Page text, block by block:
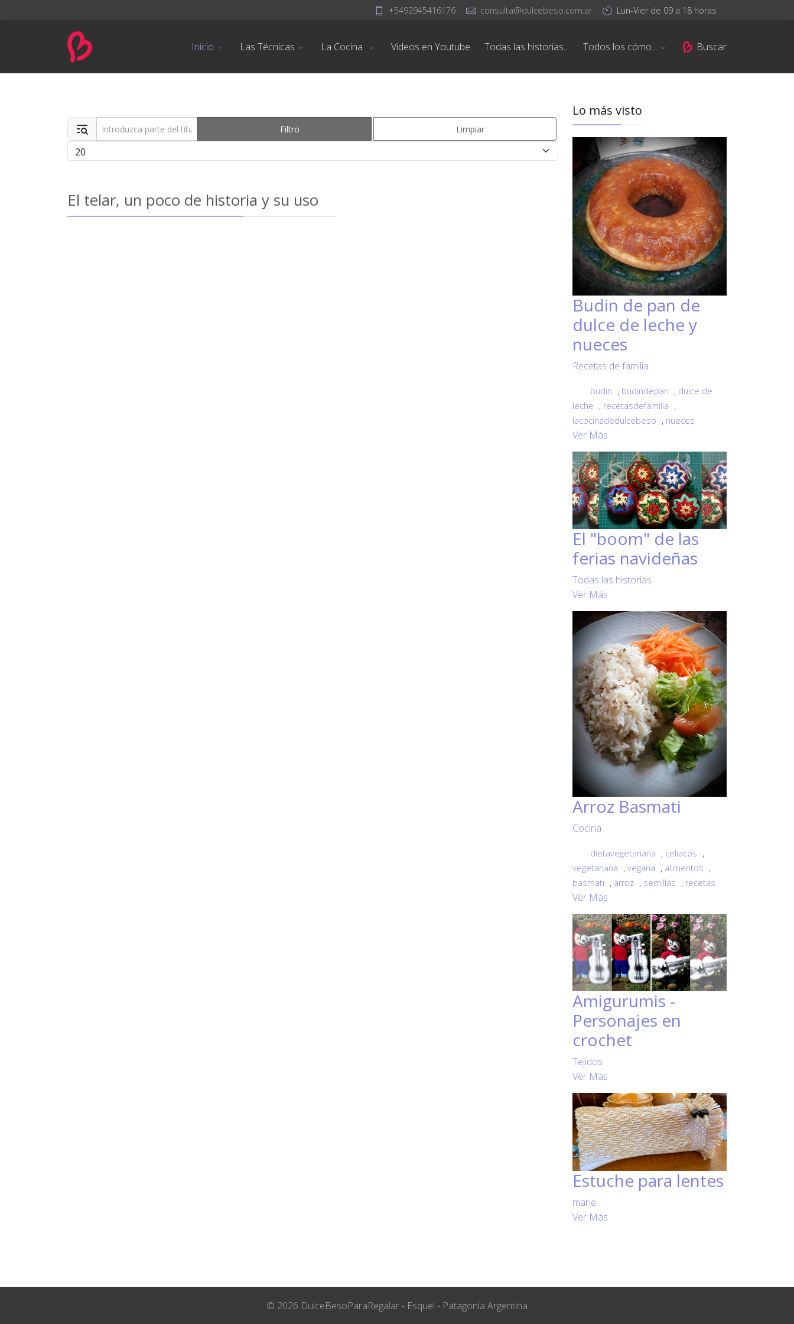
+5492945416176 consulta@dulcebeso.com.ar Lun-Vier de 09 a 18 horas
Inicio Las Técnicas La Cocina Videos en Youtube Todas las historias... Todos los cómo... Buscar
Introduzca parte del título Filtro Limpiar
Cantidad
El telar, un poco de historia y su uso
Lo más visto
Budin de pan de
dulce de leche y
nueces
Recetas de familia
budin , budindepan , dulce de
leche , recetasdefamilia ,
lacocinadedulcebeso , nueces
Ver Más
El "boom" de las
ferias navideñas
Todas las historias
Ver Más
Arroz Basmati
Cocina
dietavegetariana , celiacos ,
vegetariana , vegana , alimentos ,
basmati , arroz , semillas , recetas
Ver Más
Amigurumis -
Personajes en
crochet
Tejidos
Ver Más
Estuche para lentes
marie
Ver Más
© 2026 DulceBesoParaRegalar - Esquel - Patagonia Argentina